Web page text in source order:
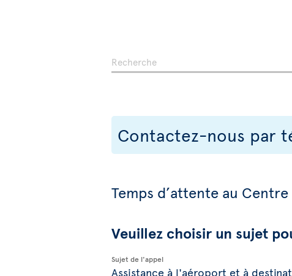
Contactez-nous par
Temps d’attente au
Veuillez choisir un sujet
Sujet de l'appel